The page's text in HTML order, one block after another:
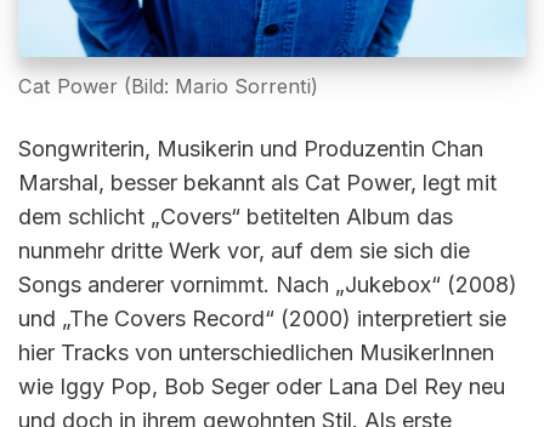
Cat Power (Bild: Mario Sorrenti)
Songwriterin, Musikerin und Produzentin Chan
Marshal, besser bekannt als Cat Power, legt mit
dem schlicht „Covers“ betitelten Album das
nunmehr dritte Werk vor, auf dem sie sich die
Songs anderer vornimmt. Nach „Jukebox“ (2008)
und „The Covers Record“ (2000) interpretiert sie
hier Tracks von unterschiedlichen MusikerInnen
wie Iggy Pop, Bob Seger oder Lana Del Rey neu
und doch in ihrem gewohnten Stil. Als erste